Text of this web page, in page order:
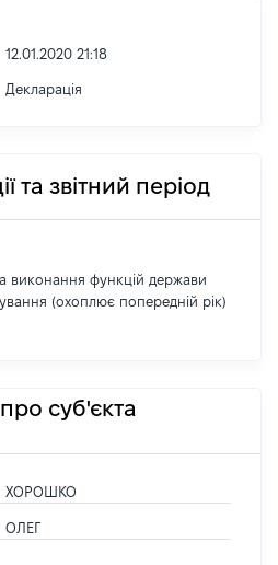
12.01.2020 21:18
Декларація
та звітний період
виконання функцій держави
(охоплює попередній рік)
суб'єкта
ХОРОШКО
ОЛЕГ